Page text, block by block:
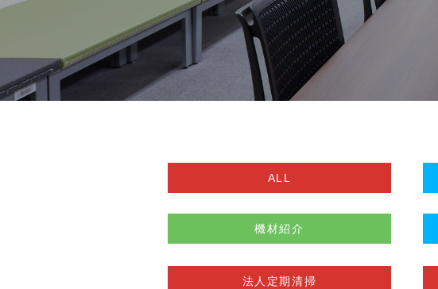
ALL
機材紹介
法人定期清掃